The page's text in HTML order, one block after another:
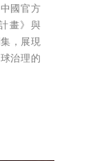
國官方
畫》與
集，展現
治理的